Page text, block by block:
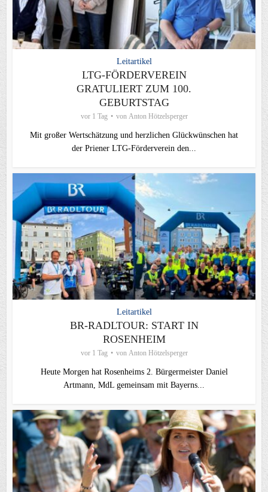
Leitartikel
LTG-FÖRDERVEREIN
GRATULIERT ZUM 100.
GEBURTSTAG
vor 1 Tag von Anton Hötzelsperger
Mit großer Wertschätzung und herzlichen Glückwünschen hat
der Priener LTG‑Förderverein den...
Leitartikel
BR-RADLTOUR: START IN
ROSENHEIM
vor 1 Tag von Anton Hötzelsperger
Heute Morgen hat Rosenheims 2. Bürgermeister Daniel
Artmann, MdL gemeinsam mit Bayerns...